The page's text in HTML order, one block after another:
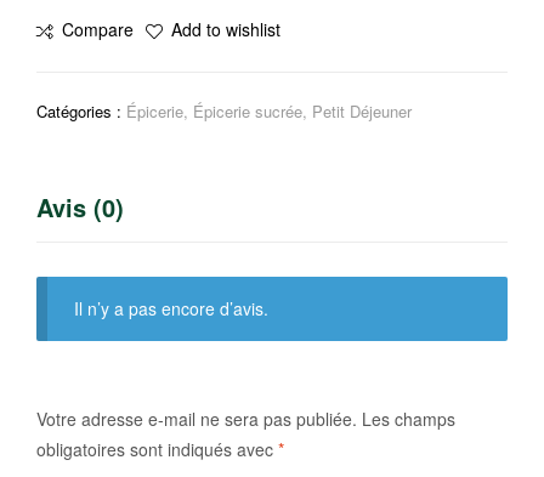
d’avoines
550g
Compare Add to wishlist
Catégories : Épicerie, Épicerie sucrée, Petit Déjeuner
Avis (0)
Il n’y a pas encore d’avis.
Votre adresse e-mail ne sera pas publiée. Les champs
obligatoires sont indiqués avec *